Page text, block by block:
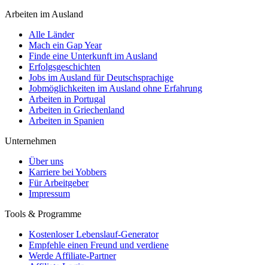
Arbeiten im Ausland
Alle Länder
Mach ein Gap Year
Finde eine Unterkunft im Ausland
Erfolgsgeschichten
Jobs im Ausland für Deutschsprachige
Jobmöglichkeiten im Ausland ohne Erfahrung
Arbeiten in Portugal
Arbeiten in Griechenland
Arbeiten in Spanien
Unternehmen
Über uns
Karriere bei Yobbers
Für Arbeitgeber
Impressum
Tools & Programme
Kostenloser Lebenslauf-Generator
Empfehle einen Freund und verdiene
Werde Affiliate-Partner